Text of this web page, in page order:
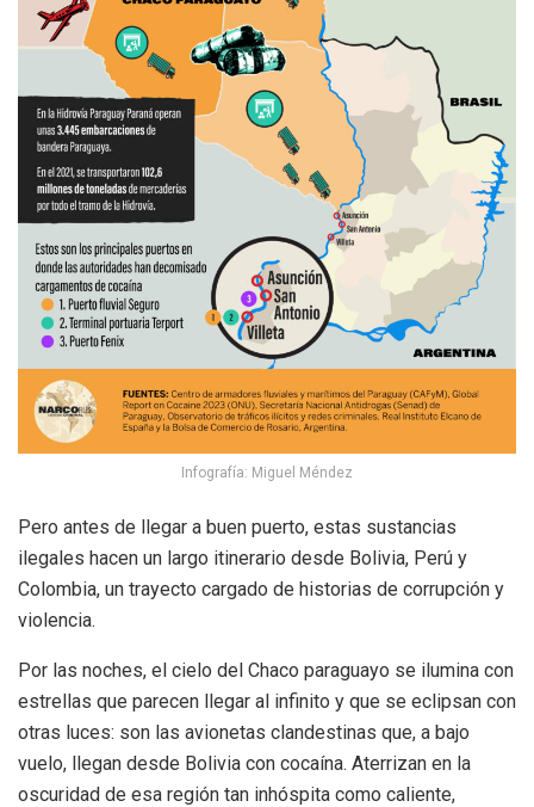
Infografía: Miguel Méndez
Pero antes de llegar a buen puerto, estas sustancias
ilegales hacen un largo itinerario desde Bolivia, Perú y
Colombia, un trayecto cargado de historias de corrupción y
violencia.
Por las noches, el cielo del Chaco paraguayo se ilumina con
estrellas que parecen llegar al infinito y que se eclipsan con
otras luces: son las avionetas clandestinas que, a bajo
vuelo, llegan desde Bolivia con cocaína. Aterrizan en la
oscuridad de esa región tan inhóspita como caliente,